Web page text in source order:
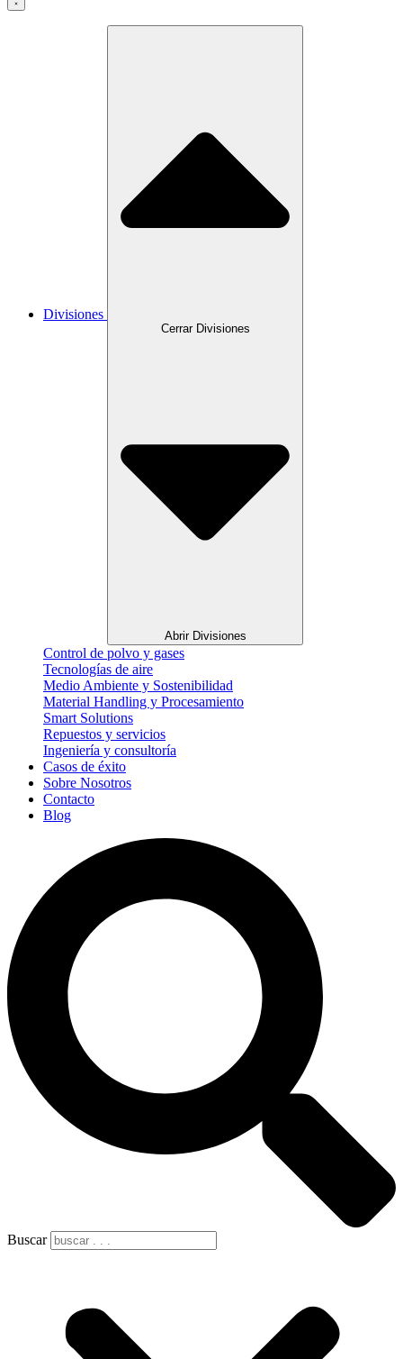
Divisiones
Cerrar Divisiones
Abrir Divisiones
Control de polvo y gases
Tecnologías de aire
Medio Ambiente y Sostenibilidad
Material Handling y Procesamiento
Smart Solutions
Repuestos y servicios
Ingeniería y consultoría
Casos de éxito
Sobre Nosotros
Contacto
Blog
Buscar